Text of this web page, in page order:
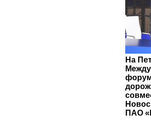
На
ПАО